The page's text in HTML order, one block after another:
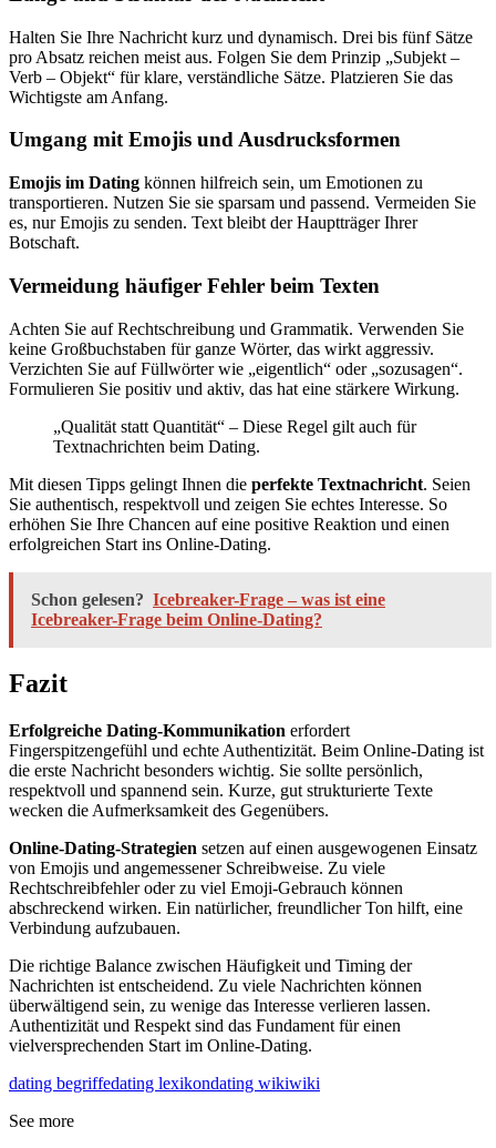
Halten Sie Ihre Nachricht kurz und dynamisch. Drei bis fünf Sätze
pro Absatz reichen meist aus. Folgen Sie dem Prinzip „Subjekt –
Verb – Objekt“ für klare, verständliche Sätze. Platzieren Sie das
Wichtigste am Anfang.
Umgang mit Emojis und Ausdrucksformen
Emojis im Dating können hilfreich sein, um Emotionen zu
transportieren. Nutzen Sie sie sparsam und passend. Vermeiden Sie
es, nur Emojis zu senden. Text bleibt der Hauptträger Ihrer
Botschaft.
Vermeidung häufiger Fehler beim Texten
Achten Sie auf Rechtschreibung und Grammatik. Verwenden Sie
keine Großbuchstaben für ganze Wörter, das wirkt aggressiv.
Verzichten Sie auf Füllwörter wie „eigentlich“ oder „sozusagen“.
Formulieren Sie positiv und aktiv, das hat eine stärkere Wirkung.
„Qualität statt Quantität“ – Diese Regel gilt auch für
Textnachrichten beim Dating.
Mit diesen Tipps gelingt Ihnen die perfekte Textnachricht. Seien
Sie authentisch, respektvoll und zeigen Sie echtes Interesse. So
erhöhen Sie Ihre Chancen auf eine positive Reaktion und einen
erfolgreichen Start ins Online-Dating.
Schon gelesen? Icebreaker-Frage – was ist eine
Icebreaker-Frage beim Online-Dating?
Fazit
Erfolgreiche Dating-Kommunikation erfordert
Fingerspitzengefühl und echte Authentizität. Beim Online-Dating ist
die erste Nachricht besonders wichtig. Sie sollte persönlich,
respektvoll und spannend sein. Kurze, gut strukturierte Texte
wecken die Aufmerksamkeit des Gegenübers.
Online-Dating-Strategien setzen auf einen ausgewogenen Einsatz
von Emojis und angemessener Schreibweise. Zu viele
Rechtschreibfehler oder zu viel Emoji-Gebrauch können
abschreckend wirken. Ein natürlicher, freundlicher Ton hilft, eine
Verbindung aufzubauen.
Die richtige Balance zwischen Häufigkeit und Timing der
Nachrichten ist entscheidend. Zu viele Nachrichten können
überwältigend sein, zu wenige das Interesse verlieren lassen.
Authentizität und Respekt sind das Fundament für einen
vielversprechenden Start im Online-Dating.
dating begriffedating lexikondating wikiwiki
See more